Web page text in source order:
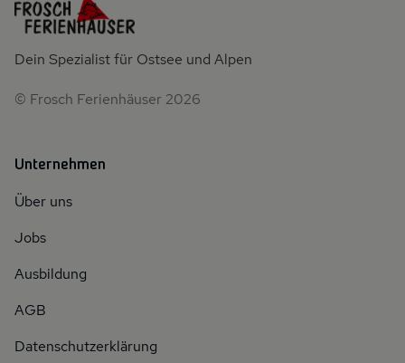
Dein Spezialist für Ostsee und Alpen
© Frosch Ferienhäuser 2026
Unternehmen
Über uns
Jobs
Ausbildung
AGB
Datenschutzerklärung